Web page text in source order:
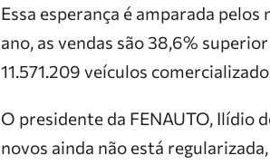
Essa esperança é amparada
ano, as vendas são 38,6%
11.571.209 veículos
O presidente da FENAUTO, Ilídio
novos ainda não está